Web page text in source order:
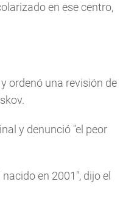
en ese centro,
ordenó una revisión de
y denunció "el peor
en 2001", dijo el